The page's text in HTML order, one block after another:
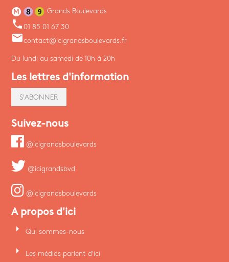
Grands Boulevards
phone 01 85 01 67 30
emailcontact@icigrandsboulevards.fr
Du lundi au samedi de 10h à 20h
Les lettres d'information
S'ABONNER
Suivez-nous
@icigrandsboulevards
@icigrandsbvd
@icigrandsboulevards
A propos d'ici
arrow_right Qui sommes-nous
arrow_right Les médias parlent d'ici